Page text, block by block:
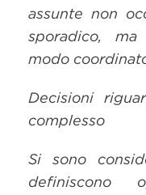
assunte non
sporadico,
modo
Decisioni
complesso
Si sono
definiscono